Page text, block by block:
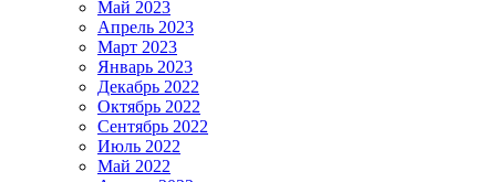
Май 2023
Апрель 2023
Март 2023
Январь 2023
Декабрь 2022
Октябрь 2022
Сентябрь 2022
Июль 2022
Май 2022